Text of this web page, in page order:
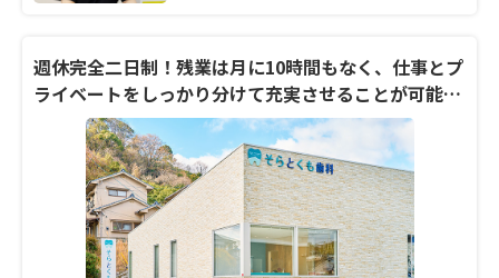
スタッフの対応にも常に気を配っている。
「歯科医師はお口の中で大工のようなことを
している、よくしゃべる職人」と柴田院長。
インフォームドコンセントを重視して、患者
とのコミュニケーションを密に行い、こまや
かな説明を欠かさない。「地元への恩返しを
したい」と話す柴田院長に、地域医療への想
いや、クリニックの理念を聞いた。
週休完全二日制！残業は月に10時間もなく、仕事とプ
ライベートをしっかり分けて充実させることが可能で